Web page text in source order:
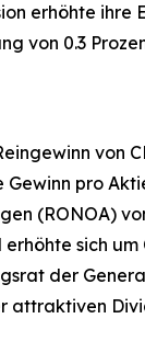
erhöhte ihre
von 0.3
von
pro
(RONOA)
sich um
der
attraktiven